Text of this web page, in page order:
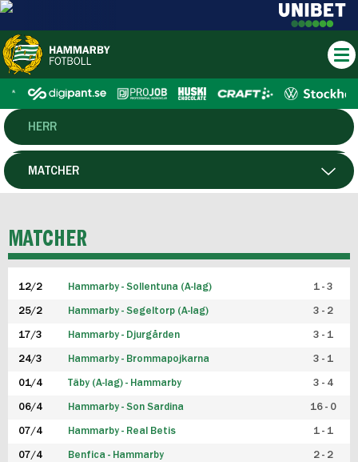
HERR
DAM
P19
F19
FUTSAL HERR
FUTSAL DAM
MATCHER
MATCHER
12/2 Hammarby - Sollentuna (A-lag) 1 - 3
25/2 Hammarby - Segeltorp (A-lag) 3 - 2
17/3 Hammarby - Djurgården 3 - 1
24/3 Hammarby - Brommapojkarna 3 - 1
01/4 Täby (A-lag) - Hammarby 3 - 4
06/4 Hammarby - Son Sardina 16 - 0
07/4 Hammarby - Real Betis 1 - 1
07/4 Benfica - Hammarby 2 - 2